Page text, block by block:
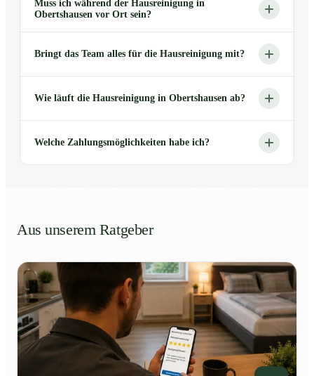
Muss ich während der Hausreinigung in
Obertshausen vor Ort sein?
Bringt das Team alles für die Hausreinigung mit?
Wie läuft die Hausreinigung in Obertshausen ab?
Welche Zahlungsmöglichkeiten habe ich?
Aus unserem Ratgeber